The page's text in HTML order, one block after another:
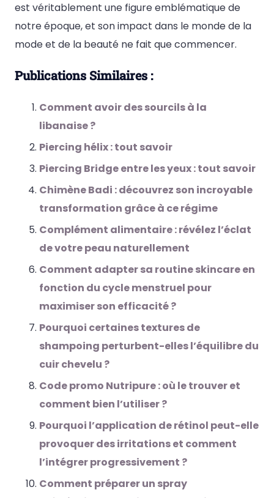
est véritablement une figure emblématique de
notre époque, et son impact dans le monde de la
mode et de la beauté ne fait que commencer.
Publications Similaires :
Comment avoir des sourcils à la
libanaise ?
Piercing hélix : tout savoir
Piercing Bridge entre les yeux : tout savoir
Chimène Badi : découvrez son incroyable
transformation grâce à ce régime
Complément alimentaire : révélez l’éclat
de votre peau naturellement
Comment adapter sa routine skincare en
fonction du cycle menstruel pour
maximiser son efficacité ?
Pourquoi certaines textures de
shampoing perturbent-elles l’équilibre du
cuir chevelu ?
Code promo Nutripure : où le trouver et
comment bien l’utiliser ?
Pourquoi l’application de rétinol peut-elle
provoquer des irritations et comment
l’intégrer progressivement ?
Comment préparer un spray